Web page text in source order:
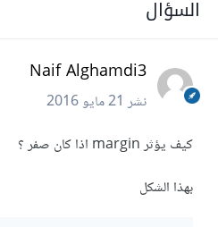
السؤال
Naif Alghamdi3
نشر21 مايو 2016
كيف يؤثر margin اذا كان صفر ؟
بهذا الشكل